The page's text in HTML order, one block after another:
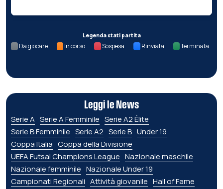
Legenda stati partita
Da giocare In corso Sospesa Rinviata Terminata
Leggi le News
Serie A Serie A Femminile Serie A2 Élite
Serie B Femminile Serie A2 Serie B Under 19
Coppa Italia Coppa della Divisione
UEFA Futsal Champions League Nazionale maschile
Nazionale femminile Nazionale Under 19
Campionati Regionali Attività giovanile Hall of Fame